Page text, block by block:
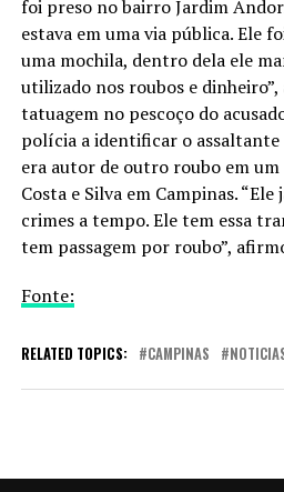
foi preso no bairro Jardim
estava em uma via pública. Ele
uma mochila, dentro dela ele
utilizado nos roubos e
tatuagem no pescoço do
polícia a identificar o assaltante
era autor de outro roubo em
Costa e Silva em Campinas.
crimes a tempo. Ele tem essa
tem passagem por roubo”,
Fonte:
RELATED TOPICS: CAMPINAS